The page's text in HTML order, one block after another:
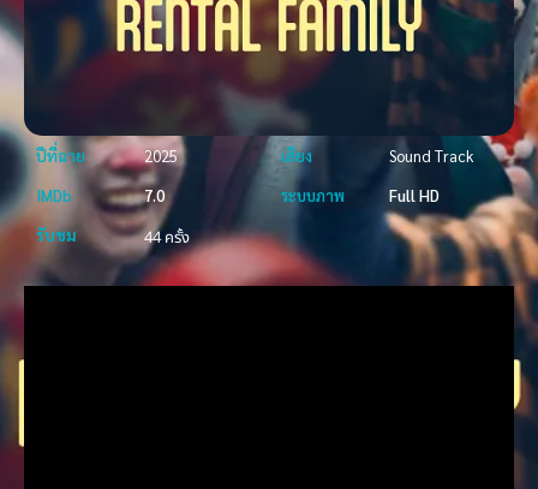
ปีที่ฉาย 2025 เสียง
Sound Track
IMDb
7.0 ระบบภาพ
Full HD
รับชม
44 ครั้ง